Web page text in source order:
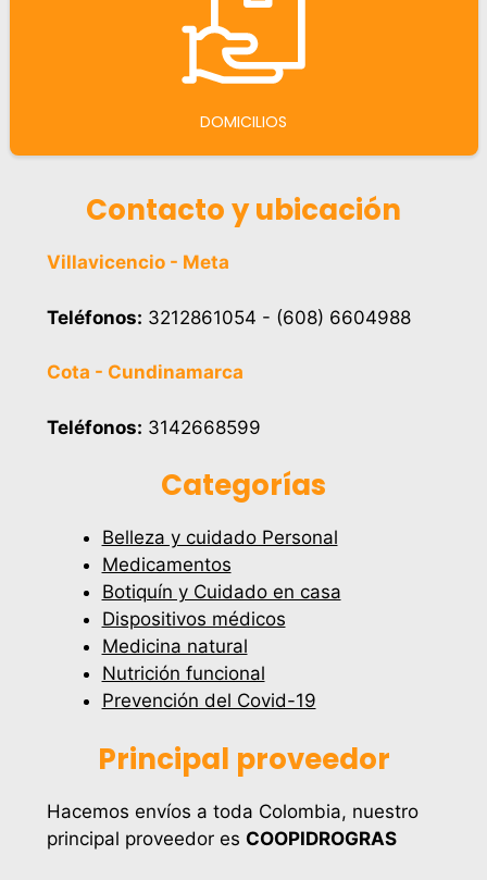
DOMICILIOS
Contacto y ubicación
Villavicencio - Meta
Teléfonos: 3212861054 - (608) 6604988
Cota - Cundinamarca
Teléfonos: 3142668599
Categorías
Belleza y cuidado Personal
Medicamentos
Botiquín y Cuidado en casa
Dispositivos médicos
Medicina natural
Nutrición funcional
Prevención del Covid-19
Principal proveedor
Hacemos envíos a toda Colombia, nuestro
principal proveedor es COOPIDROGRAS